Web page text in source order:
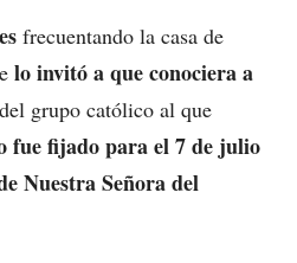
frecuentando la casa de
lo invitó a que conociera a
grupo católico al que
fue fijado para el 7 de julio
Nuestra Señora del